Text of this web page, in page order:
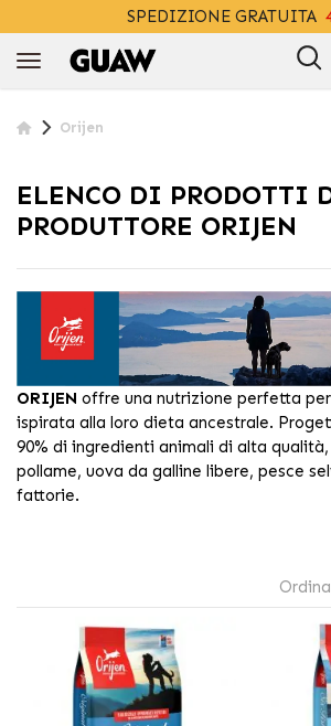
SPEDIZIONE GRATUITA
Orijen
ELENCO DI PRODOTTI
PRODUTTORE ORIJEN
ORIJEN offre una nutrizione perfetta
ispirata alla loro dieta ancestrale.
90% di ingredienti animali di alta
pollame, uova da galline libere, pesce
fattorie.